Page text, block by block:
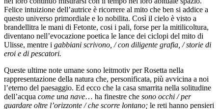
Felice intuizione dell’autrice è ricorrere al mito che ben si addice a
questo universo primordiale e lo nobilita. Così il cielo è visto a
brandellitra le mani di Fetonte, cosi i pali, forse per la mitilicoltura,
diventano nell’evocazione poetica le lance dei ciclopi del mito di
Ulisse, mentre i gabbiani scrivono, / con diligente grafia, / storie di
eroi e di pescatori.
Queste ultime note umane sono leitmotiv per Rosetta nella
rappresentazione della natura che, personificata, più avvicina a noi
l’eterno del paesaggio. Ed ecco che la casa smarrita nella solitudine
dell’acqua come una nave… ha finestre che sono occhi / per
guardare oltre l’orizzonte / che scorre lontano; le reti hanno pensieri